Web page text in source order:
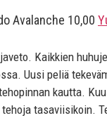
Avalanche 10,00
Kaikkien
Uusi peliä
kautta.
tasaviisikoin.